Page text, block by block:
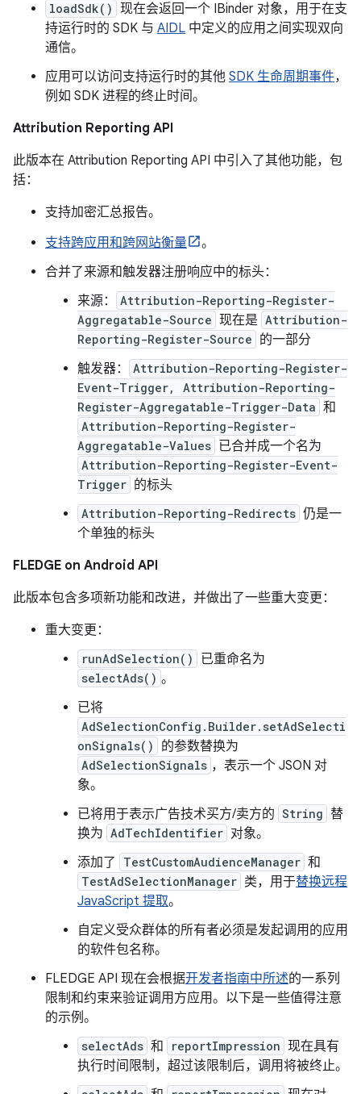
loadSdk() 现在会返回一个 IBinder 对象，用于在支
持运行时的 SDK 与 AIDL 中定义的应用之间实现双向
通信。
应用可以访问支持运行时的其他 SDK 生命周期事件，
例如 SDK 进程的终止时间。
Attribution Reporting API
此版本在 Attribution Reporting API 中引入了其他功能，包
括：
支持加密汇总报告。
支持跨应用和跨网站衡量
。
合并了来源和触发器注册响应中的标头：
来源：
Attribution-Reporting-Register-
Aggregatable-Source 现在是 Attribution-
Reporting-Register-Source 的一部分
触发器：
Attribution-Reporting-Register-
Event-Trigger, Attribution-Reporting-
Register-Aggregatable-Trigger-Data 和
Attribution-Reporting-Register-
Aggregatable-Values 已合并成一个名为
Attribution-Reporting-Register-Event-
Trigger 的标头
Attribution-Reporting-Redirects 仍是一
个单独的标头
FLEDGE on Android API
此版本包含多项新功能和改进，并做出了一些重大变更：
重大变更：
runAdSelection() 已重命名为
selectAds() 。
已将
AdSelectionConfig.Builder.setAdSelecti
onSignals()
的参数替换为
AdSelectionSignals ，表示一个 JSON 对
象。
已将用于表示广告技术买方/卖方的 String 替
换为 AdTechIdentifier 对象。
添加了
TestCustomAudienceManager 和
TestAdSelectionManager 类，用于替换远程
JavaScript 提取。
自定义受众群体的所有者必须是发起调用的应用
的软件包名称。
FLEDGE API 现在会根据开发者指南中所述的一系列
限制和约束来验证调用方应用。以下是一些值得注意
的示例。
selectAds 和 reportImpression 现在具有
执行时间限制，超过该限制后，调用将被终止。